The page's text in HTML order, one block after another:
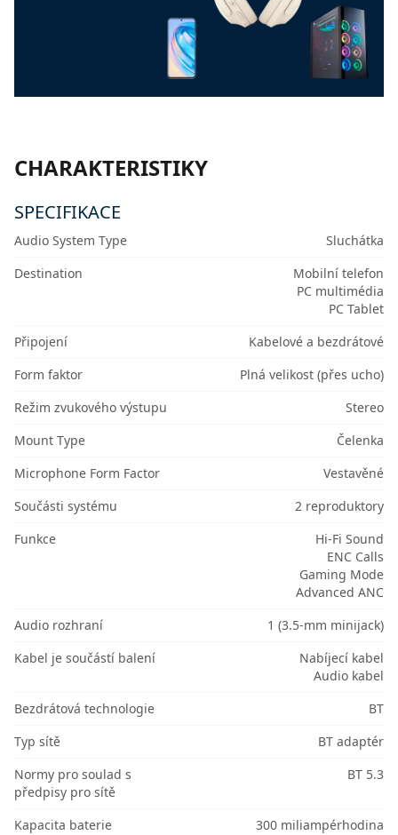
CHARAKTERISTIKY
SPECIFIKACE
Audio System Type
Sluchátka
Destination
Mobilní telefon
PC multimédia
PC Tablet
Připojení
Kabelové a bezdrátové
Form faktor
Plná velikost (přes ucho)
Režim zvukového výstupu
Stereo
Mount Type
Čelenka
Microphone Form Factor
Vestavěné
Součásti systému
2 reproduktory
Funkce
Hi-Fi Sound
ENC Calls
Gaming Mode
Advanced ANC
Audio rozhraní
1 (3.5-mm minijack)
Kabel je součástí balení
Nabíjecí kabel
Audio kabel
Bezdrátová technologie
BT
Typ sítě
BT adaptér
Normy pro soulad s
předpisy pro sítě
BT 5.3
Kapacita baterie
300 miliampérhodina